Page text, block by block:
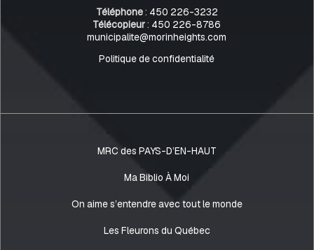
Téléphone: 450 226-3232
Télécopieur: 450 226-8786
municipalite@morinheights.com
Politique de confidentialité
MRC des PAYS-D’EN-HAUT
Ma Biblio À Moi
On aime s’entendre avec tout le monde
Les Fleurons du Québec